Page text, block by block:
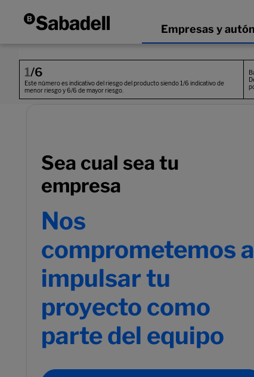
Sea cual sea tu
empresa
Nos
comprometemos a
impulsar tu
proyecto como
parte del equipo